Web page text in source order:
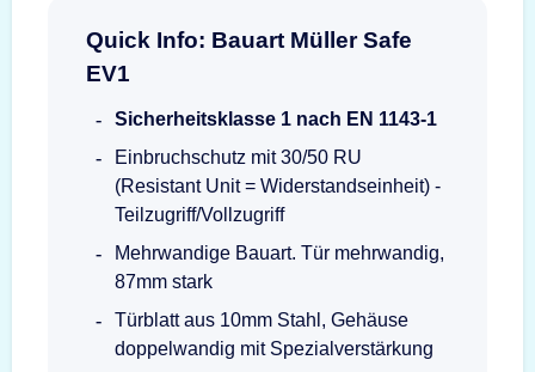
Quick Info: Bauart Müller Safe
EV1
Sicherheitsklasse 1 nach EN 1143-1
Einbruchschutz mit 30/50 RU
(Resistant Unit = Widerstandseinheit) -
Teilzugriff/Vollzugriff
Mehrwandige Bauart. Tür mehrwandig,
87mm stark
Türblatt aus 10mm Stahl, Gehäuse
doppelwandig mit Spezialverstärkung